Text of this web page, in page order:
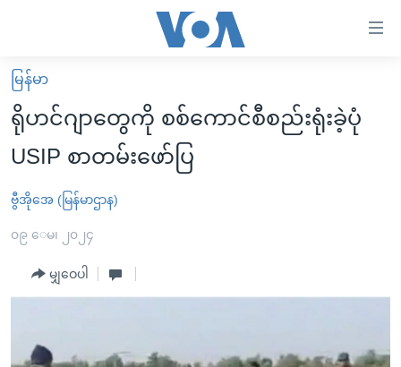
လွယ်ကူ
စေ
သည့်
များ
ပင်မ
မူလစာမျက်နှာ
မြန်မာ
ကမ္ဘာ့သတင်းများ
နိုင်ငံတကာ
အစ္စရေး-ပါလက်စတိုင်း
ဗွီဒီယို
အင်္ဂလိပ်စာလေ့လာမယ်
မကြေးမုံရဲ့ အင်္ဂလိပ်စာ
ရေဒီယို
ရေဒီယိုနှင့်ရုပ်သံ အချက်အလက်များ
မြန်မာ
ရိုဟင်ဂျာတွေကို စစ်ကောင်စီစည်းရုံးခဲ့ပုံ
USIP စာတမ်းဖော်ပြ
ဗွီအိုအေ (မြန်မာဌာန)
၀၉ ေမ၊ ၂၀၂၄
မျှဝေပါ